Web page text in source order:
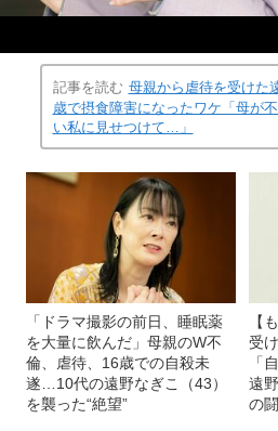
記事を読む 母親から虐待を受けた
歳で摂食障害になったワケ「母が
い私に見せつけて…」
「ドラマ撮影の前日、睡眠薬
を大量に飲んだ」母親のW不
倫、虐待、16歳での自殺未
遂…10代の遠野なぎこ（43）
を襲った“絶望”
【
受
「
遠
の